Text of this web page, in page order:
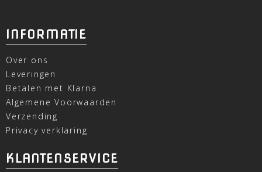
INFORMATIE
Over ons
Leveringen
Betalen met Klarna
Algemene Voorwaarden
Verzending
Privacy verklaring
KLANTENSERVICE